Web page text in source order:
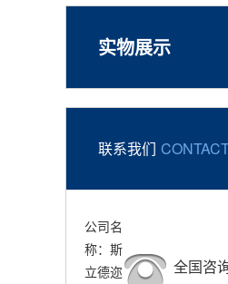
实物展示
联系我们
全国咨
公司名
称：斯
立德迩